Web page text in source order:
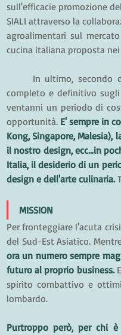
sull'efficacie promozione
SIALI attraverso la
agroalimentari sul
cucina italiana proposta
In ultimo, secondo
completo e definitivo
ventanni un periodo di
opportunità. E' sempre in
Kong, Singapore,
il nostro design, ecc...in
Italia, il desiderio di un
design e dell'arte culinaria.
MISSION
Per fronteggiare l'acuta
ora un numero sempre
futuro al proprio business.
spirito combattivo e
lombardo.
Purtroppo però, per chi